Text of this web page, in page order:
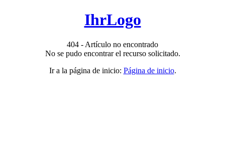
IhrLogo
404 - Artículo no encontrado
No se pudo encontrar el recurso solicitado.
Ir a la página de inicio: Página de inicio.